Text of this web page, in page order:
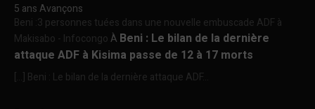
5 ans Avançons
Beni :3 personnes tuées dans une nouvelle embuscade ADF à
Makisabo - InfocongoÀ Beni : Le bilan de la dernière
attaque ADF à Kisima passe de 12 à 17 morts
[…] Beni : Le bilan de la dernière attaque ADF...